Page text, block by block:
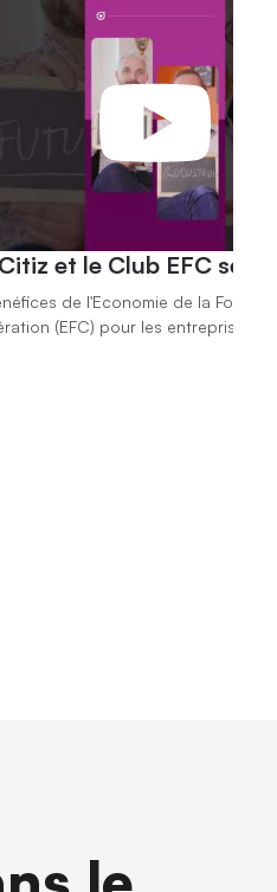
et le Club EFC se
de l'Economie de la
(EFC) pour les entreprises ?